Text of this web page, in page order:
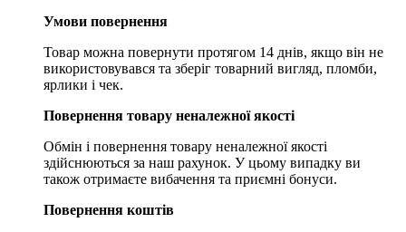
Умови повернення
Товар можна повернути протягом 14 днів, якщо він не
використовувався та зберіг товарний вигляд, пломби,
ярлики і чек.
Повернення товару неналежної якості
Обмін і повернення товару неналежної якості
здійснюються за наш рахунок. У цьому випадку ви
також отримаєте вибачення та приємні бонуси.
Повернення коштів